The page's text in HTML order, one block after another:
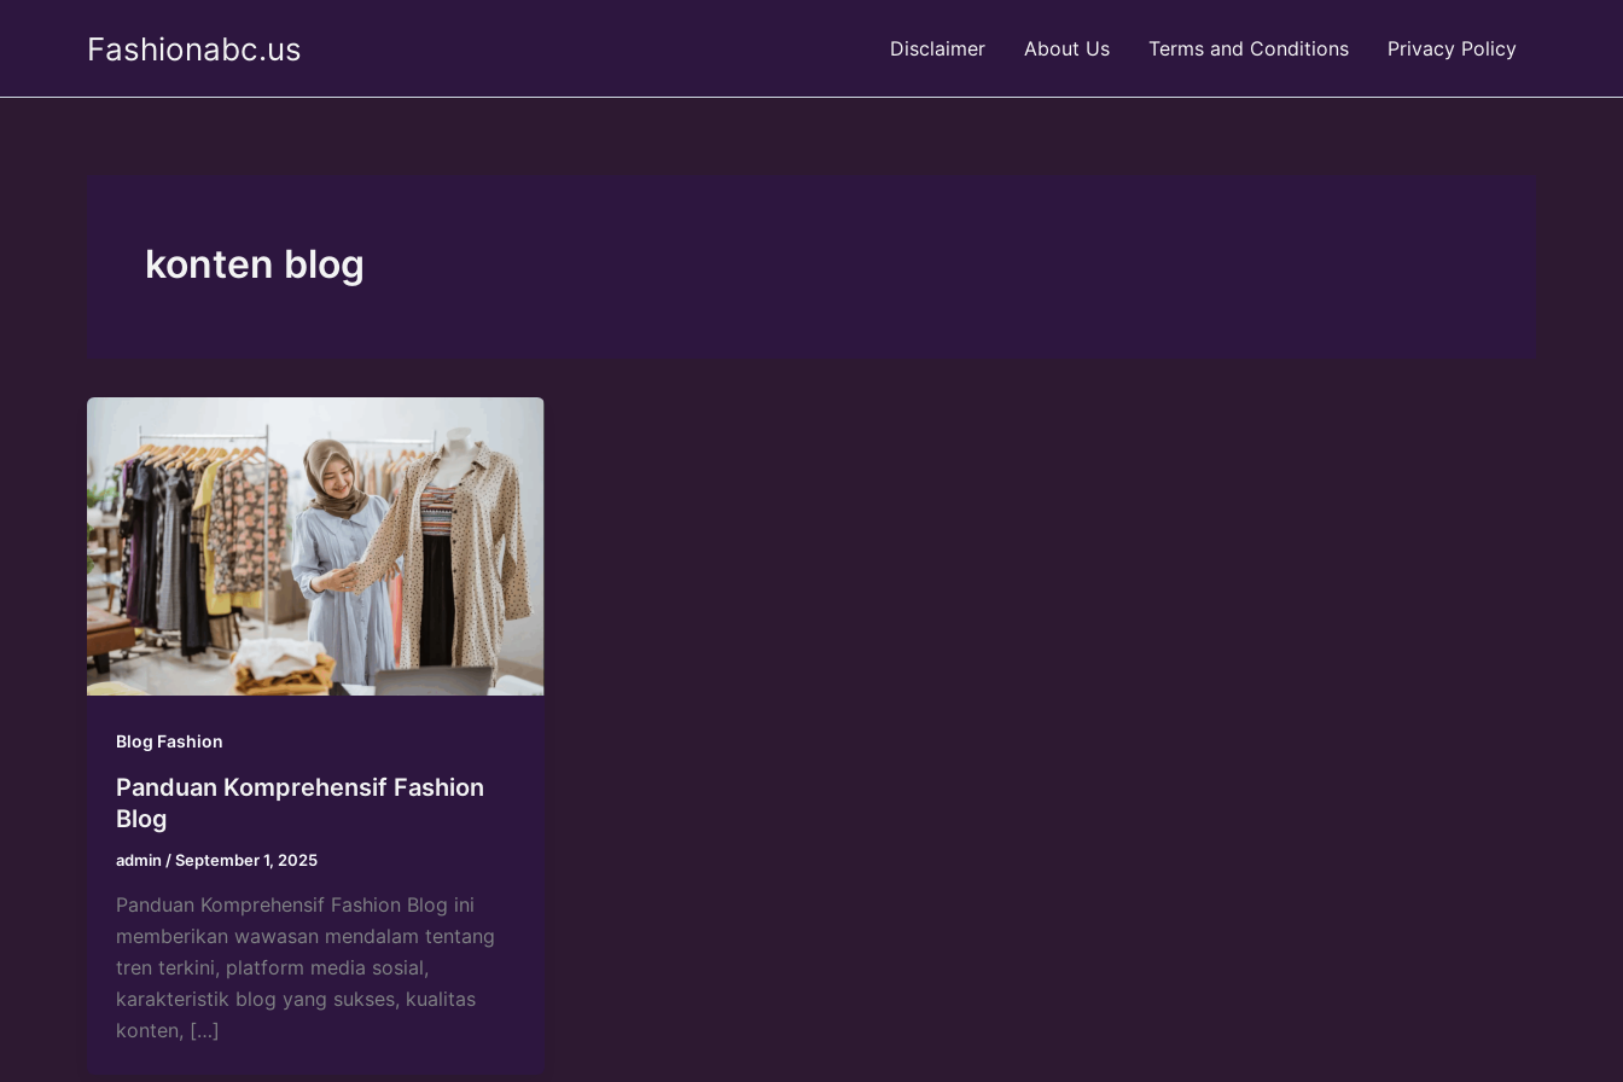
Fashionabc.us Disclaimer About Us Terms and Conditions Privacy Policy
konten blog
Blog Fashion
Panduan Komprehensif Fashion
Blog
admin /September 1, 2025
Panduan Komprehensif Fashion Blog ini
memberikan wawasan mendalam tentang
tren terkini, platform media sosial,
karakteristik blog yang sukses, kualitas
konten, […]